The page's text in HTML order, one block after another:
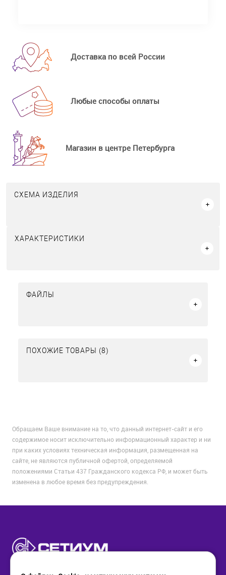
Доставка по всей России
Любые способы оплаты
Магазин в центре Петербурга
СХЕМА ИЗДЕЛИЯ
ХАРАКТЕРИСТИКИ
ФАЙЛЫ
ПОХОЖИЕ ТОВАРЫ (8)
Обращаем Ваше внимание на то, что данный интернет-сайт и его
содержимое носит исключительно информационный характер и ни
при каких условиях техническая информация, размещенная на
сайте, не являются публичной офертой, определяемой
положениями Статьи 437 Гражданского кодекса РФ, и может быть
изменена в любое время без предупреждения.